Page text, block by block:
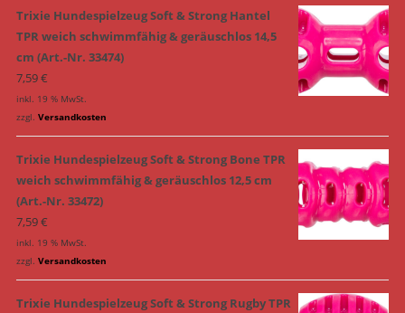
Trixie Hundespielzeug Soft & Strong Hantel
TPR weich schwimmfähig & geräuschlos 14,5
cm (Art.-Nr. 33474)
7,59€
inkl. 19 % MwSt.
zzgl. Versandkosten
Trixie Hundespielzeug Soft & Strong Bone TPR
weich schwimmfähig & geräuschlos 12,5 cm
(Art.-Nr. 33472)
7,59€
inkl. 19 % MwSt.
zzgl. Versandkosten
Trixie Hundespielzeug Soft & Strong Rugby TPR